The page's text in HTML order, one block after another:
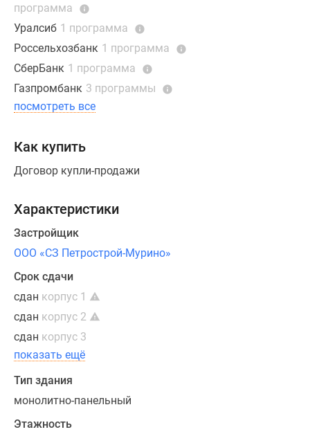
отдельном
крыле
корпуса
муниципальный
детский
сад
100
человек.
В
корпусе
есть
подземный
паркинг.
Кроме
подземных
в
корпусах,
построен
дополнительный
на
115
программа
Уралсиб 1 программа
Россельхозбанк 1 программа
СберБанк 1 программа
Газпромбанк 3 программы
посмотреть все
Как купить
Договор купли-продажи
Характеристики
Застройщик
ООО «СЗ Петрострой-Мурино»
Срок сдачи
сдан корпус 1
сдан корпус 2
сдан корпус 3
показать ещё
Тип здания
монолитно-панельный
Этажность